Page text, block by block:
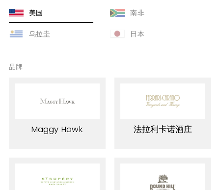
美国 南非
乌拉圭 日本
品牌
Maggy Hawk 法拉利卡诺酒庄